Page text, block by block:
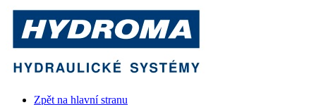
Zpět na hlavní stranu